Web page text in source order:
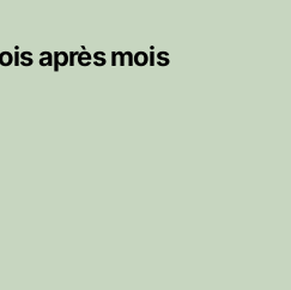
après mois